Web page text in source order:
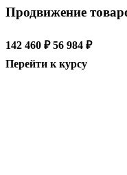
Продвижение
142 460 ₽ 56 984 ₽
Перейти к курсу